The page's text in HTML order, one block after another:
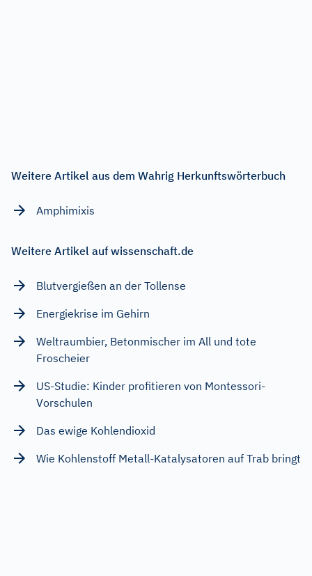
Weitere Artikel aus dem Wahrig Herkunftswörterbuch
Amphimixis
Weitere Artikel auf wissenschaft.de
Blutvergießen an der Tollense
Energiekrise im Gehirn
Weltraumbier, Betonmischer im All und tote
Froscheier
US-Studie: Kinder profitieren von Montessori-
Vorschulen
Das ewige Kohlendioxid
Wie Kohlenstoff Metall-Katalysatoren auf Trab bringt